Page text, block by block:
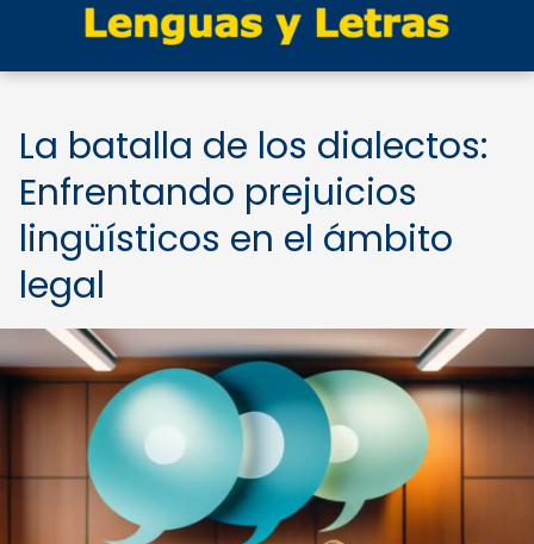
La batalla de los dialectos:
Enfrentando prejuicios
lingüísticos en el ámbito
legal